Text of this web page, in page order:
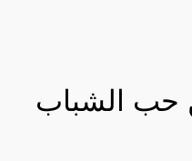
حب الشباب